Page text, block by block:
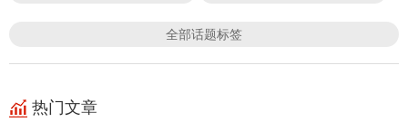
全部话题标签
热门文章